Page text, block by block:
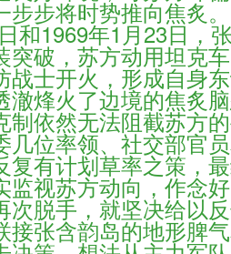
步步将时势推向焦炙。
和1969年1月23日，
突破，苏方动用坦克
战士开火，形成自身
澈烽火了边境的焦炙
制依然无法阻截苏方
几位率领、社交部官
复有计划草率之策，
监视苏方动向，作念
次脱手，就坚决给以
接张含韵岛的地形脾